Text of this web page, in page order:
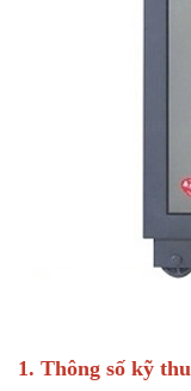
1. Thông số kỹ